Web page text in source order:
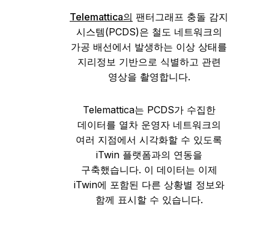
Telemattica의 팬터그래프 충돌 감지
시스템(PCDS)은 철도 네트워크의
가공 배선에서 발생하는 이상 상태를
지리정보 기반으로 식별하고 관련
영상을 촬영합니다.
Telemattica는 PCDS가 수집한
데이터를 열차 운영자 네트워크의
여러 지점에서 시각화할 수 있도록
iTwin 플랫폼과의 연동을
구축했습니다. 이 데이터는 이제
iTwin에 포함된 다른 상황별 정보와
함께 표시할 수 있습니다.